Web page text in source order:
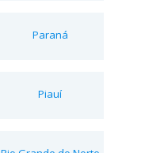
Paraná
Piauí